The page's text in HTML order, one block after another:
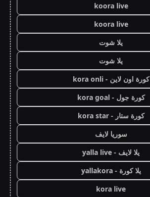
koora live
koora live
يلا شوت
يلا شوت
كورة اون لاين - kora onli
كورة جول - kora goal
كورة ستار - kora star
سوريا لايف
يلا لايف - yalla live
يلا كورة - yallakora
kora live